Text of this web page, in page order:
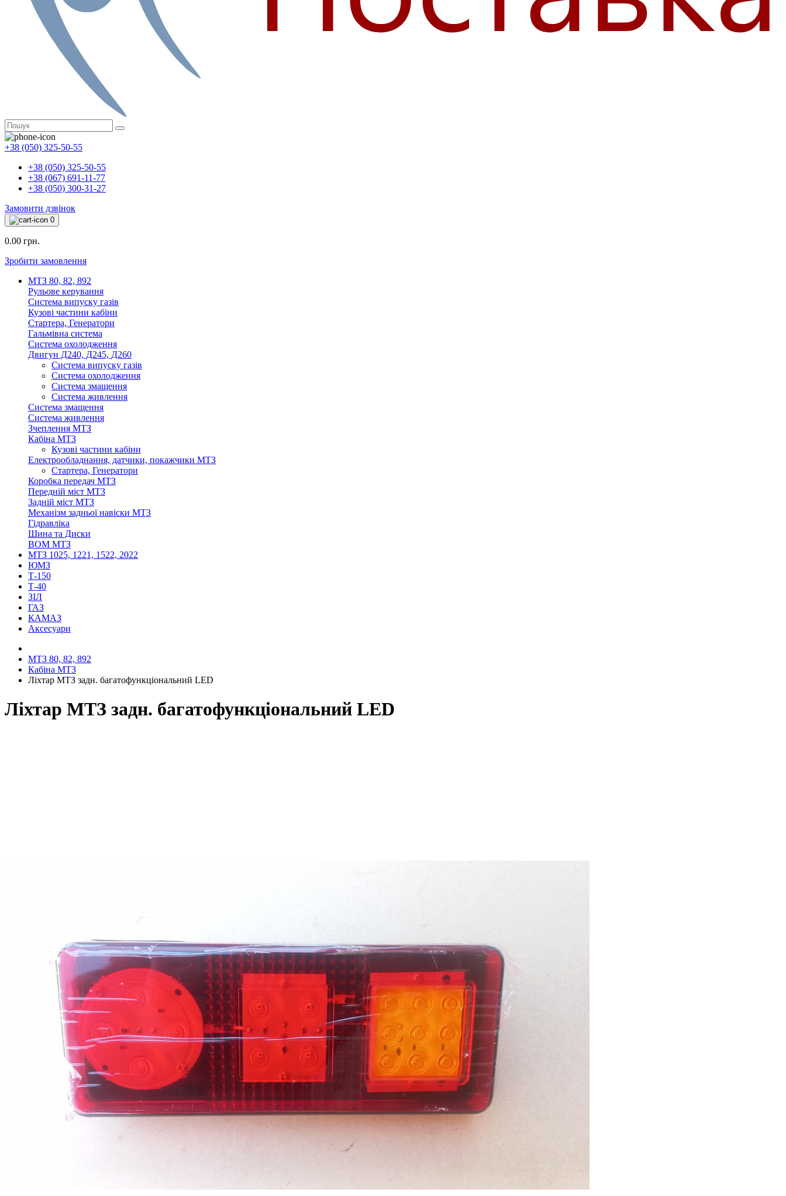
+38 (050) 325-50-55
+38 (050) 325-50-55
+38 (067) 691-11-77
+38 (050) 300-31-27
Замовити дзвінок
0
0.00 грн.
Зробити замовлення
МТЗ 80, 82, 892
Рульове керування
Система випуску газів
Кузові частини кабіни
Стартера, Генератори
Гальмівна система
Система охолодження
Двигун Д240, Д245, Д260
Система випуску газів
Система охолодження
Система змащення
Система живлення
Система змащення
Система живлення
Зчеплення МТЗ
Кабіна МТЗ
Кузові частини кабіни
Електрообладнання, датчики, покажчики МТЗ
Стартера, Генератори
Коробка передач МТЗ
Передній міст МТЗ
Задній міст МТЗ
Механізм задньої навіски МТЗ
Гідравліка
Шина та Диски
ВОМ МТЗ
МТЗ 1025, 1221, 1522, 2022
ЮМЗ
Т-150
Т-40
ЗІЛ
ГАЗ
КАМАЗ
Аксесуари
МТЗ 80, 82, 892
Кабіна МТЗ
Ліхтар МТЗ задн. багатофункціональний LED
Ліхтар МТЗ задн. багатофункціональний LED